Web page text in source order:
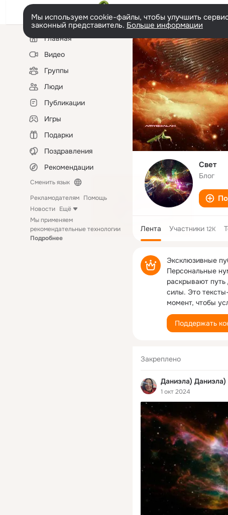
Мы используем cookie-файлы, чтобы улучшить
законный представитель. Больше информации
Левая
колонкаГлавная
Видео
Группы
Люди
Публикации
Игры
Подарки
Поздравления
Рекомендации
Сменить язык
Рекламодателям Помощь
Новости Ещё
Мы применяем
рекомендательные технологии
Подробнее
Свет
Блог
Лента Участники 12K
Эксклюзивные
Персональные
раскрывают
силы. Это
момент, чтобы
Поддержать
Закреплено
Даниэла) Даниэла)
1 окт 2024